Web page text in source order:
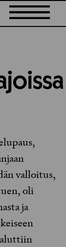
valloitus,
oli
ja